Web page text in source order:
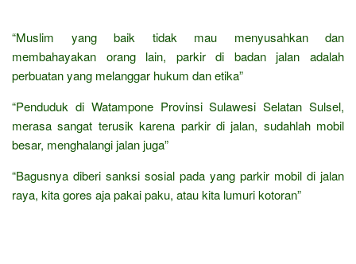
“Muslim yang baik tidak mau menyusahkan dan
membahayakan orang lain, parkir di badan jalan adalah
perbuatan yang melanggar hukum dan etika”
“Penduduk di Watampone Provinsi Sulawesi Selatan Sulsel,
merasa sangat terusik karena parkir di jalan, sudahlah mobil
besar, menghalangi jalan juga”
“Bagusnya diberi sanksi sosial pada yang parkir mobil di jalan
raya, kita gores aja pakai paku, atau kita lumuri kotoran”